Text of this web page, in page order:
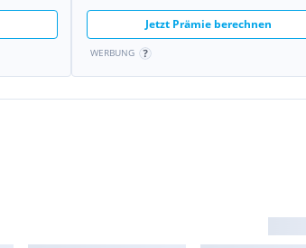
Jetzt Prämie berechnen
WERBUNG